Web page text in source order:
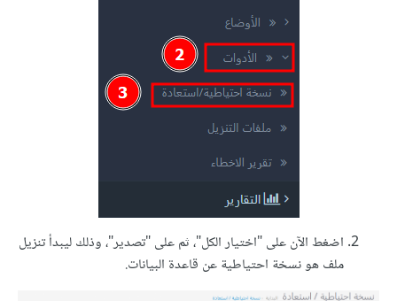
اضغط الآن على "اختيار الكل"، ثم على "تصدير"، وذلك ليبدأ تنزيل
ملف هو نسخة احتياطية عن قاعدة البيانات.